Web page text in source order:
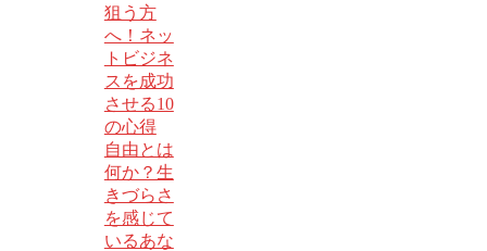
狙う方
へ！ネッ
トビジネ
スを成功
させる10
の心得
自由とは
何か？生
きづらさ
を感じて
いるあな